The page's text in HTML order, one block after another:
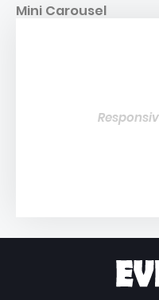
Mini Carousel